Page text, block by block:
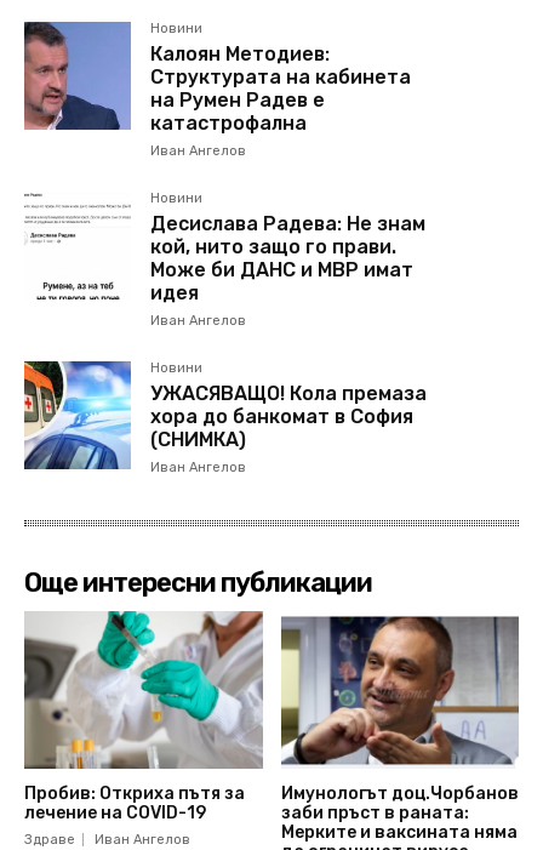
Новини
Калоян Методиев:
Структурата на кабинета
на Румен Радев е
катастрофална
Иван Ангелов
Новини
Десислава Радева: Не знам
кой, нито защо го прави.
Може би ДАНС и МВР имат
идея
Иван Ангелов
Новини
УЖАСЯВАЩО! Кола премаза
хора до банкомат в София
(СНИМКА)
Иван Ангелов
Още интересни публикации
Пробив: Откриха пътя за
лечение на COVID-19
Здраве Иван Ангелов
Имунологът доц.Чорбанов
заби пръст в раната:
Мерките и ваксината няма